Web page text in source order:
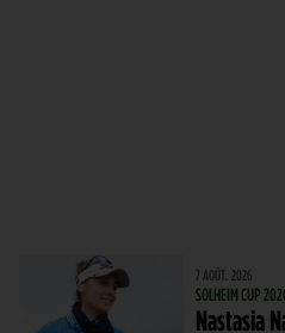
7 AOÛT. 2026
SOLHEIM CUP
Nastasia